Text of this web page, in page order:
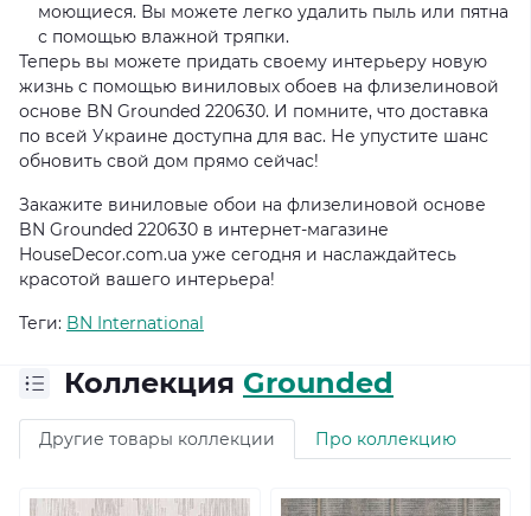
моющиеся. Вы можете легко удалить пыль или пятна
с помощью влажной тряпки.
Теперь вы можете придать своему интерьеру новую
жизнь с помощью виниловых обоев на флизелиновой
основе BN Grounded 220630. И помните, что доставка
по всей Украине доступна для вас. Не упустите шанс
обновить свой дом прямо сейчас!
Закажите виниловые обои на флизелиновой основе
BN Grounded 220630 в интернет-магазине
HouseDecor.com.ua уже сегодня и наслаждайтесь
красотой вашего интерьера!
Теги: BN International
Коллекция Grounded
Другие товары коллекции Про коллекцию